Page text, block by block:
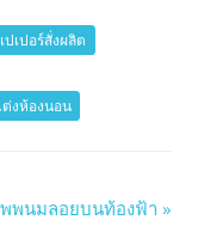
ปเปอร์สั่งผลิต
ต่งห้องนอน
พพนมลอยบนท้องฟ้า